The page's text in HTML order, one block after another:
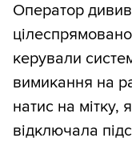
Оператор
керували
вимикання на
натис на мітку,
відключала